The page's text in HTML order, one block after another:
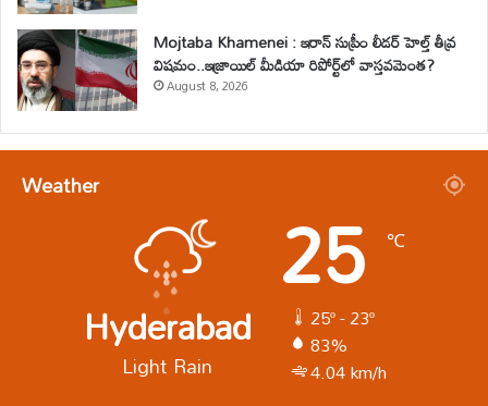
Mojtaba Khamenei : ఇరాన్ సుప్రీం లీడర్ హెల్త్ తీవ్ర
విషమం..ఇజ్రాయిల్ మీడియా రిపోర్ట్‌లో వాస్తవమెంత?
August 8, 2026
Weather
Hyderabad
Light Rain
25 ℃
25º - 23º
83%
4.04 km/h